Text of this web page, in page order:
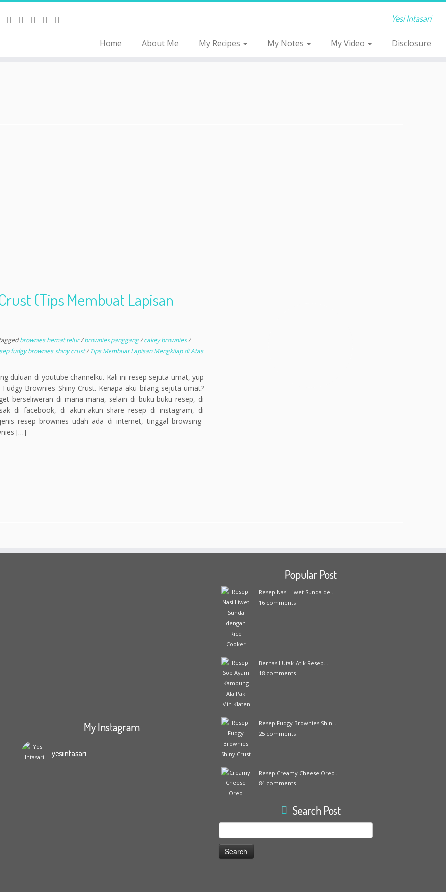
Yesi Intasari
Home About Me My Recipes My Notes My Video Disclosure
(Tips Membuat Lapisan
taggedbrownies hemat telur/brownies panggang/cakey brownies/
fudgy brownies shiny crust/Tips Membuat Lapisan Mengkilap di Atas
duluan di youtube channelku. Kali ini resep sejuta umat, yup
Brownies Shiny Crust. Kenapa aku bilang sejuta umat?
berseliweran di mana-mana, selain di buku-buku resep, di
di facebook, di akun-akun share resep di instagram, di
resep brownies udah ada di internet, tinggal browsing-
[…]
My Instagram
yesiintasari
Popular Post
Resep Nasi Liwet Sunda de...
16 comments
Berhasil Utak-Atik Resep...
18 comments
Resep Fudgy Brownies Shin...
25 comments
Resep Creamy Cheese Oreo...
84 comments
Search Post
for: